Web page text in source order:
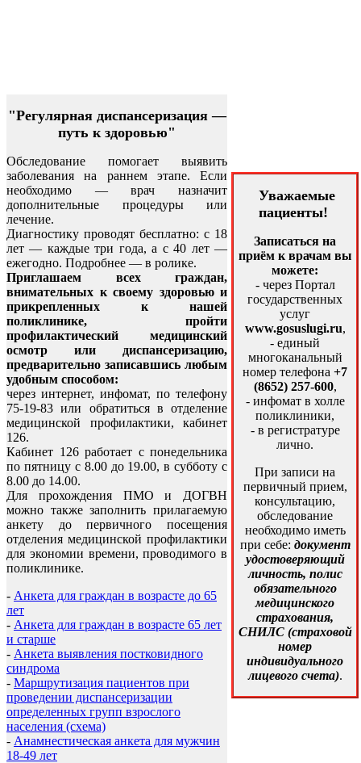
"Регулярная диспансеризация —
путь к здоровью"
Обследование помогает выявить
заболевания на раннем этапе. Если
необходимо — врач назначит
дополнительные процедуры или
лечение.
Диагностику проводят бесплатно: с 18
лет — каждые три года, а с 40 лет —
ежегодно. Подробнее — в ролике.
Приглашаем всех граждан,
внимательных к своему здоровью и
прикрепленных к нашей
поликлинике, пройти
профилактический медицинский
осмотр или диспансеризацию,
предварительно записавшись любым
удобным способом:
через интернет, инфомат, по телефону
75-19-83 или обратиться в отделение
медицинской профилактики, кабинет
126.
Кабинет 126 работает с понедельника
по пятницу с 8.00 до 19.00, в субботу с
8.00 до 14.00.
Для прохождения ПМО и ДОГВН
можно также заполнить прилагаемую
анкету до первичного посещения
отделения медицинской профилактики
для экономии времени, проводимого в
поликлинике.
- Анкета для граждан в возрасте до 65
лет
- Анкета для граждан в возрасте 65 лет
и старше
- Анкета выявления постковидного
синдрома
- Маршрутизация пациентов при
проведении диспансеризации
определенных групп взрослого
населения (схема)
- Анамнестическая анкета для мужчин
18-49 лет
Уважаемые
пациенты!
Записаться на
приём к врачам вы
можете:
- через Портал
государственных
услуг
www.gosuslugi.ru,
- единый
многоканальный
номер телефона +7
(8652) 257-600,
- инфомат в холле
поликлиники,
- в регистратуре
лично.
При записи на
первичный прием,
консультацию,
обследование
необходимо иметь
при себе: документ
удостоверяющий
личность, полис
обязательного
медицинского
страхования,
СНИЛС (страховой
номер
индивидуального
лицевого счета).